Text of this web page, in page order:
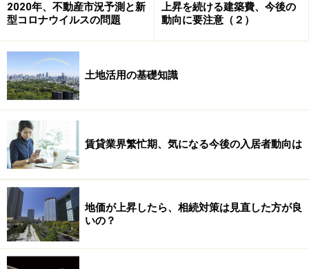
地価上昇が鮮明に表わす「地価の二極化」
昨年の地価公示では、地方圏の平均が26年ぶりに下落を
脱して横ばいでしたが、今回ついに上昇に転じました。
ただし、すべての地域が上昇しているわけではなく、二
極化が鮮明になっています。バブル時の地価上昇と比較
しても、バブル時は商業地・住宅地・リゾートも含めて
根拠なく全国的に地価上昇が広がっていた状況に対し
て、今回は、上昇・停滞・下落のポイントが地域性や利
便性、集客力など、多面的な要素によって明確になって
きています。
全国で上昇率が最も高かったのは、スキーリゾートとし
2020年、不動産市況予測と新
型コロナウイルスの問題
上昇を続ける建築費、今後の
動向に要注意（２）
土地活用の基礎知識
賃貸業界繁忙期、気になる今後の入居者動向は
地価が上昇したら、相続対策は見直した方が良
いの？